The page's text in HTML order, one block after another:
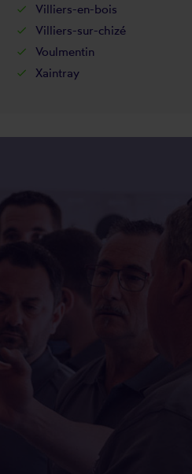
Villiers-en-bois
Villiers-sur-chizé
Voulmentin
Xaintray